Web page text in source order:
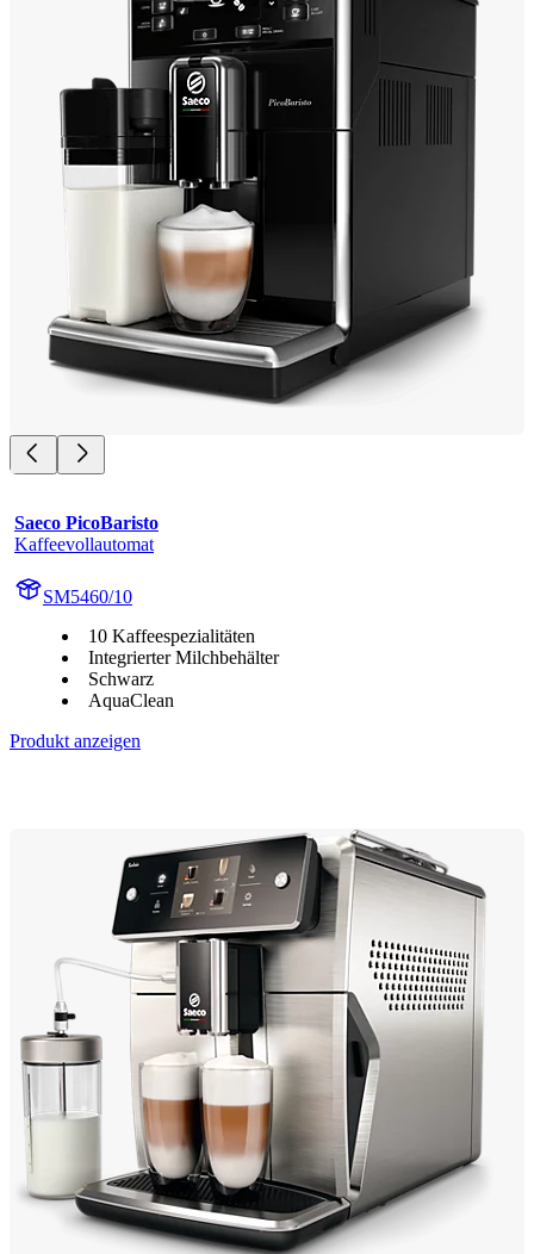
Saeco PicoBaristo
Kaffeevollautomat
SM5460/10
10 Kaffeespezialitäten
Integrierter Milchbehälter
Schwarz
AquaClean
Produkt anzeigen